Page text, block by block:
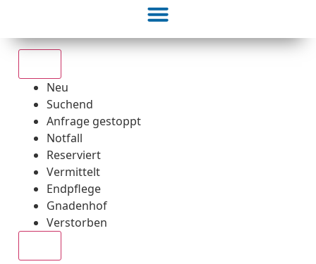
Neu
Suchend
Anfrage gestoppt
Notfall
Reserviert
Vermittelt
Endpflege
Gnadenhof
Verstorben